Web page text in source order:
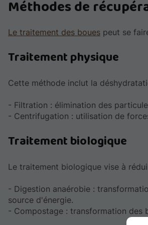
Méthodes de
Le traitement des boues peut se
Traitement physique
Cette méthode inclut la
- Filtration : élimination des
- Centrifugation : utilisation de
Traitement biologique
Le traitement biologique vise à
- Digestion anaérobie :
source d'énergie.
- Compostage : transformation des